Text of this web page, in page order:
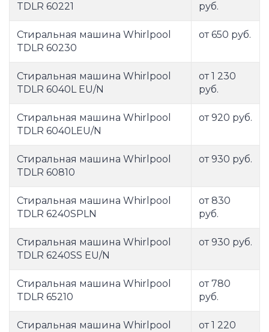
TDLR 60221
руб.
Стиральная машина Whirlpool
TDLR 60230
от 650 руб.
Стиральная машина Whirlpool
TDLR 6040L EU/N
от 1 230
руб.
Стиральная машина Whirlpool
TDLR 6040LEU/N
от 920 руб.
Стиральная машина Whirlpool
TDLR 60810
от 930 руб.
Стиральная машина Whirlpool
TDLR 6240SPLN
от 830
руб.
Стиральная машина Whirlpool
TDLR 6240SS EU/N
от 930 руб.
Стиральная машина Whirlpool
TDLR 65210
от 780
руб.
Стиральная машина Whirlpool
от 1 220